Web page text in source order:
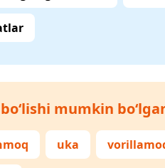
mumkin
uka